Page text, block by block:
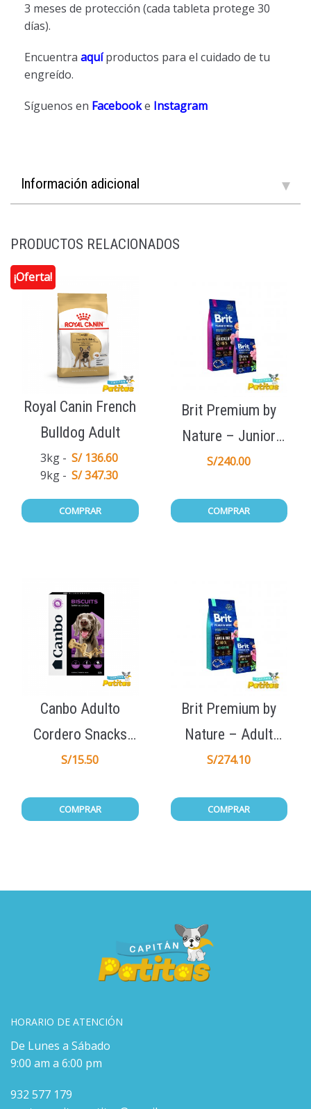
3 meses de protección (cada tableta protege 30
días).
Encuentra aquíproductos para el cuidado de tu
engreído.
Síguenos en Facebooke Instagram
Información adicional
PRODUCTOS RELACIONADOS
¡Oferta!
Royal Canin French
Bulldog Adult
3kg
S/ 136.60
9kg
S/ 347.30
COMPRAR
Brit Premium by
Nature – Junior
Large 15Kg
S/240.00
COMPRAR
Canbo Adulto
Cordero Snacks
Galletas de Premio
S/15.50
COMPRAR
Brit Premium by
Nature – Adult
Sensitive Lamb
S/274.10
COMPRAR
HORARIO DE ATENCIÓN
De Lunes a Sábado
9:00 am a 6:00 pm
932 577 179